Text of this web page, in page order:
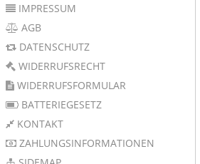
IMPRESSUM
AGB
DATENSCHUTZ
WIDERRUFSRECHT
WIDERRUFSFORMULAR
BATTERIEGESETZ
KONTAKT
ZAHLUNGSINFORMATIONEN